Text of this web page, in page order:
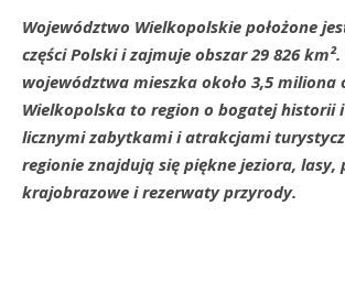
Województwo Wielkopolskie położone
części Polski i zajmuje obszar 29 826
województwa mieszka około 3,5 miliona
Wielkopolska to region o bogatej historii
licznymi zabytkami i atrakcjami
regionie znajdują się piękne jeziora, lasy,
krajobrazowe i rezerwaty przyrody.